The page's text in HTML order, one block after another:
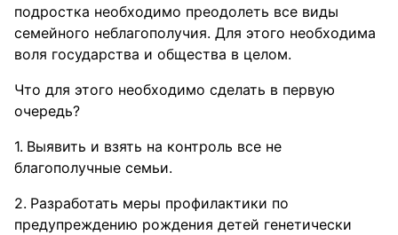
подростка необходимо преодолеть все виды
семейного неблагополучия. Для этого необходима
воля государства и общества в целом.
Что для этого необходимо сделать в первую
очередь?
Выявить и взять на контроль все не
благополучные семьи.
Разработать меры профилактики по
предупреждению рождения детей генетически